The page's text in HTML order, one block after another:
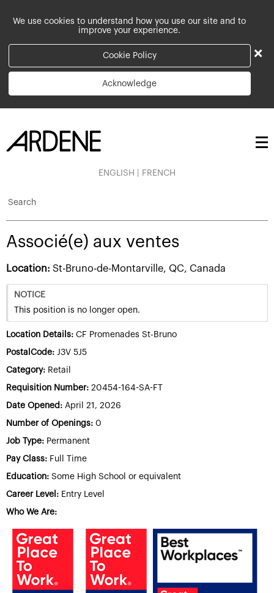
We use cookies to understand how you use our site and to
improve your experience.
Cookie Policy
Acknowledge
×
ENGLISH FRENCH
Search
Associé(e) aux ventes
Location: St-Bruno-de-Montarville, QC, Canada
NOTICE
This position is no longer open.
Location Details: CF Promenades St-Bruno
PostalCode: J3V 5J5
Category: Retail
Requisition Number: 20454-164-SA-FT
Date Opened: April 21, 2026
Number of Openings: 0
Job Type: Permanent
Pay Class: Full Time
Education: Some High School or equivalent
Career Level: Entry Level
Who We Are: